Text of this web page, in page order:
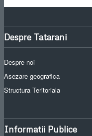
Despre Tatarani
Despre noi
Asezare geografica
Structura Teritoriala
Informatii Publice